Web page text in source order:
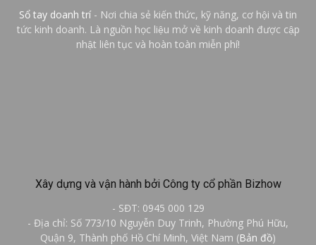
Sổ tay doanh trí - Nơi chia sẻ kiến thức, kỹ năng, cơ hội và tin
tức kinh doanh. Là nguồn học liệu mở về kinh doanh được cập
nhật liên tục và hoàn toàn miễn phí!
Xây dựng và vận hành bởi Công ty cổ phần Bizhow
- SĐT: 0945 000 129
- Địa chỉ: Số 773/10 Nguyễn Duy Trinh, Phường Phú Hữu,
Quận 9, Thành phố Hồ Chí Minh, Việt Nam (Bản đồ)